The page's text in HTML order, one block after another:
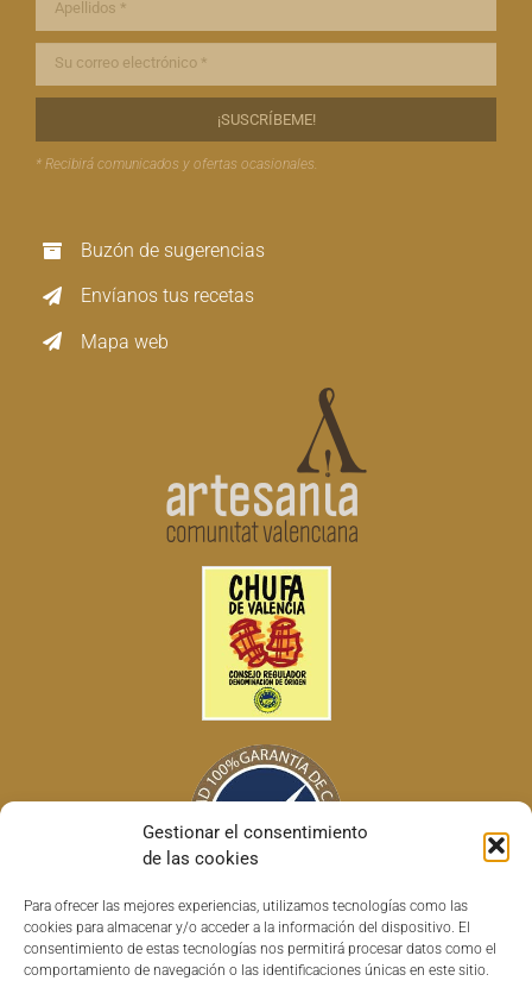
Gestionar el consentimiento
de las cookies
Para ofrecer las mejores experiencias, utilizamos tecnologías como las
cookies para almacenar y/o acceder a la información del dispositivo. El
consentimiento de estas tecnologías nos permitirá procesar datos como el
comportamiento de navegación o las identificaciones únicas en este sitio.
* Recibirá comunicados y ofertas ocasionales.
Buzón de sugerencias
Envíanos tus recetas
Mapa web